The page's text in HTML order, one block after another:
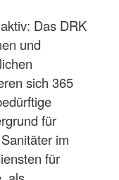
Das DRK
und
sich 365
für
im
für